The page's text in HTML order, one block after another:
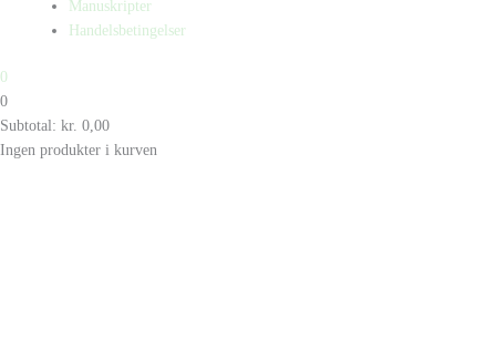
Manuskripter
Handelsbetingelser
0
0
Subtotal: kr. 0,00
Ingen produkter i kurven